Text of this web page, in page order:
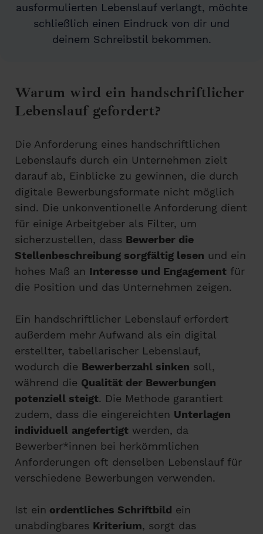
ausformulierten Lebenslauf verlangt, möchte
schließlich einen Eindruck von dir und
deinem Schreibstil bekommen.
Warum wird ein handschriftlicher
Lebenslauf gefordert?
Die Anforderung eines handschriftlichen
Lebenslaufs durch ein Unternehmen zielt
darauf ab, Einblicke zu gewinnen, die durch
digitale Bewerbungsformate nicht möglich
sind. Die unkonventionelle Anforderung dient
für einige Arbeitgeber als Filter, um
sicherzustellen, dass Bewerber die
Stellenbeschreibung sorgfältig lesen und ein
hohes Maß an Interesse und Engagement für
die Position und das Unternehmen zeigen.
Ein handschriftlicher Lebenslauf erfordert
außerdem mehr Aufwand als ein digital
erstellter, tabellarischer Lebenslauf,
wodurch die Bewerberzahl sinken soll,
während die Qualität der Bewerbungen
potenziell steigt. Die Methode garantiert
zudem, dass die eingereichten Unterlagen
individuell angefertigt werden, da
Bewerber*innen bei herkömmlichen
Anforderungen oft denselben Lebenslauf für
verschiedene Bewerbungen verwenden.
Ist ein ordentliches Schriftbild ein
unabdingbares Kriterium, sorgt das